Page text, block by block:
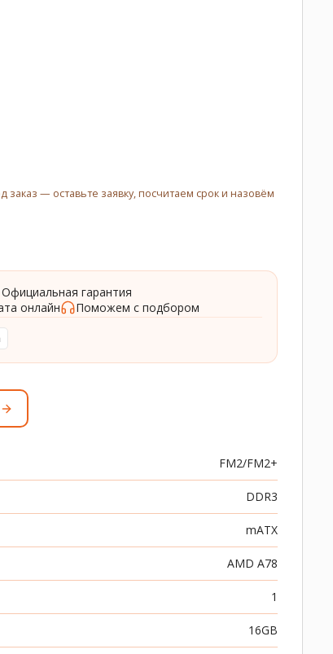
— оставьте заявку, посчитаем срок и назовём
Официальная гарантия
онлайн Поможем с подбором
FM2/FM2+
DDR3
mATX
AMD A78
1
16GB